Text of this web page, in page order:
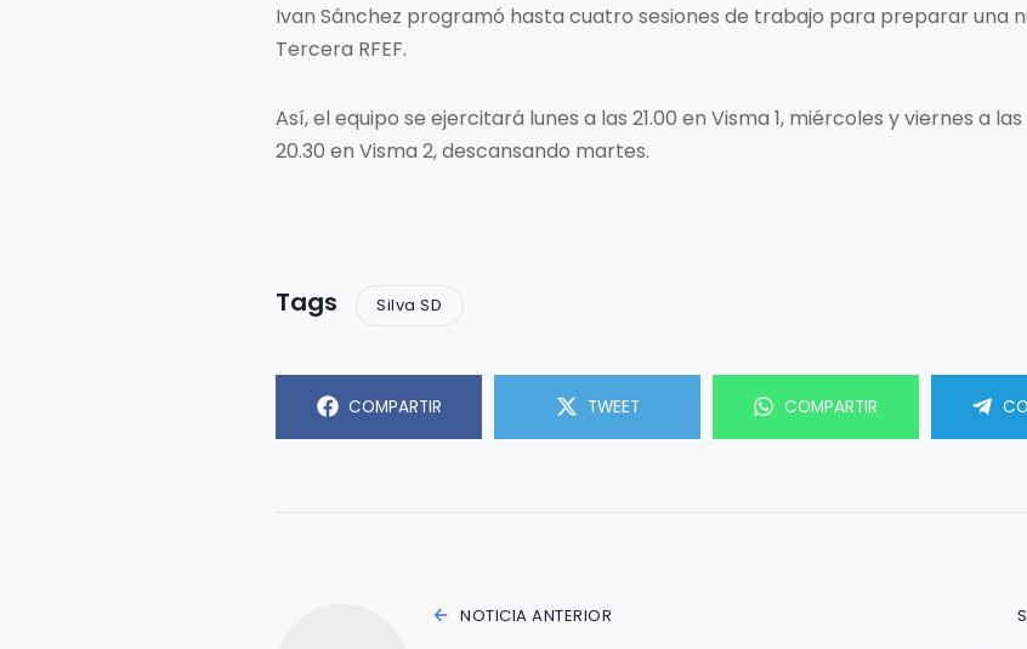
Ivan Sánchez programó hasta cuatro sesiones de trabajo para preparar una
Tercera RFEF.
Así, el equipo se ejercitará lunes a las 21.00 en Visma 1, miércoles y viernes a
20.30 en Visma 2, descansando martes.
Tags Silva SD
COMPARTIR TWEET COMPARTIR
NOTICIA ANTERIOR